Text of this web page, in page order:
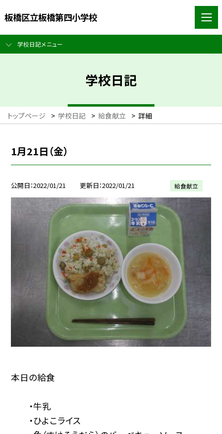
板橋区立板橋第四小学校
学校日記メニュー
学校日記
トップページ > 学校日記 > 給食献立 > 詳細
1月21日（金）
公開日 2022/01/21 更新日 2022/01/21 給食献立
本日の給食
・牛乳
・ひよこライス